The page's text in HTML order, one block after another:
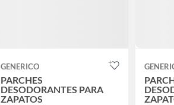
GENERICO
PARCHES
DESODORANTES PARA
ZAPATOS